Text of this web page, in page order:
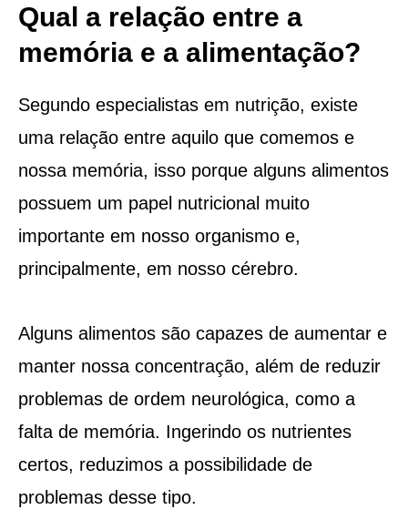
Qual a relação entre a
memória e a alimentação?
Segundo especialistas em nutrição, existe
uma relação entre aquilo que comemos e
nossa memória, isso porque alguns alimentos
possuem um papel nutricional muito
importante em nosso organismo e,
principalmente, em nosso cérebro.
Alguns alimentos são capazes de aumentar e
manter nossa concentração, além de reduzir
problemas de ordem neurológica, como a
falta de memória. Ingerindo os nutrientes
certos, reduzimos a possibilidade de
problemas desse tipo.